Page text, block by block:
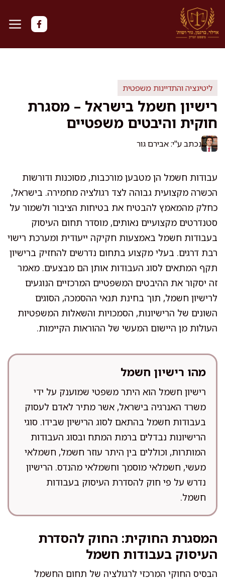
לדלג
לתוכן
ליטיגציה והתדיינות משפטית
רישיון חשמל בישראל – מסגרת
חוקית והיבטים משפטיים
נכתב ע"י: אבירם גור
עבודות חשמל הן מטבען מורכבות, מסוכנות ודורשות
הכשרה מקצועית גבוהה לצד רגולציה מחמירה. בישראל,
כחלק מהמאמץ להבטיח את בטיחות הציבור ולשמור על
סטנדרטים מקצועיים נאותים, מוסדר תחום העיסוק
בעבודות חשמל באמצעות חקיקה ייעודית ומערכת רישוי
רבת דרגים. בעלי מקצוע בתחום נדרשים להחזיק ברישיון
תקף המתאים לסוג העבודות אותן הם מבצעים. מאמר
זה יסקור את ההיבטים המשפטיים המרכזיים הנוגעים
לרישיון חשמל, תוך בחינת תנאי ההסמכה, הסוגים
השונים של הרישיונות, הסמכויות והשאלות המשפטיות
העולות מן היישום המעשי של ההוראות הקיימות.
מהו רישיון חשמל
רישיון חשמל הוא היתר משפטי שמוענק על ידי
משרד האנרגיה בישראל, אשר מתיר לאדם לעסוק
בעבודות חשמל בהתאם לסוג הרישיון שבידו. סוגי
הרישיונות נבדלים ברמת המתח ובסוג העבודות
המותרות, וכוללים בין היתר עוזר חשמל, חשמלאי
מעשי, חשמלאי מוסמך וחשמלאי מהנדס. הרישיון
נדרש על פי חוק להסדרת העיסוק בעבודות
חשמל.
המסגרת החוקית: החוק להסדרת
העיסוק בעבודות חשמל
הבסיס החוקי המרכזי לרגולציה של תחום החשמל